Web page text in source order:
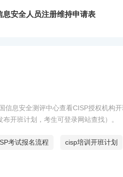
息安全人员注册维持申请表
信息安全测评中心查看CISP授权机构
开班计划，考生可登录网站查找）。
考试报名流程 cisp培训开班计划